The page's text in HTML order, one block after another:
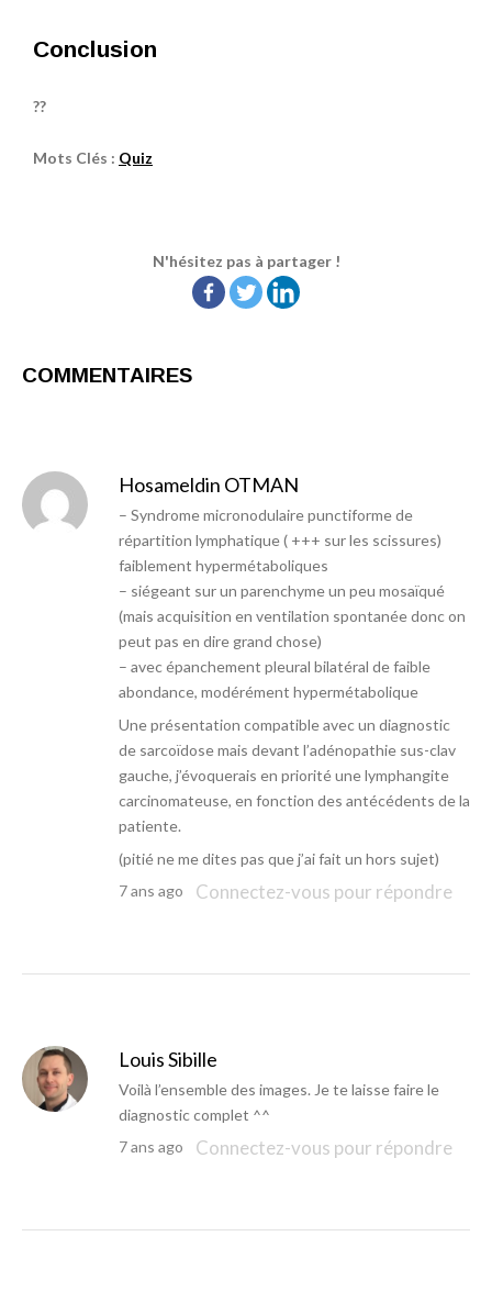
Conclusion
??
Mots Clés : Quiz
N'hésitez pas à partager !
COMMENTAIRES
Hosameldin OTMAN
– Syndrome micronodulaire punctiforme de
répartition lymphatique ( +++ sur les scissures)
faiblement hypermétaboliques
– siégeant sur un parenchyme un peu mosaïqué
(mais acquisition en ventilation spontanée donc on
peut pas en dire grand chose)
– avec épanchement pleural bilatéral de faible
abondance, modérément hypermétabolique
Une présentation compatible avec un diagnostic
de sarcoïdose mais devant l’adénopathie sus-clav
gauche, j’évoquerais en priorité une lymphangite
carcinomateuse, en fonction des antécédents de la
patiente.
(pitié ne me dites pas que j’ai fait un hors sujet)
7 ans ago
Connectez-vous pour répondre
Louis Sibille
Voilà l’ensemble des images. Je te laisse faire le
diagnostic complet ^^
7 ans ago
Connectez-vous pour répondre